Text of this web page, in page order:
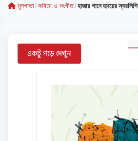
মূলপাতা কবিতা ও সংগীত হাজার গানে হৃদয়ের স্বরলিপি
একটু পড়ে দেখুন